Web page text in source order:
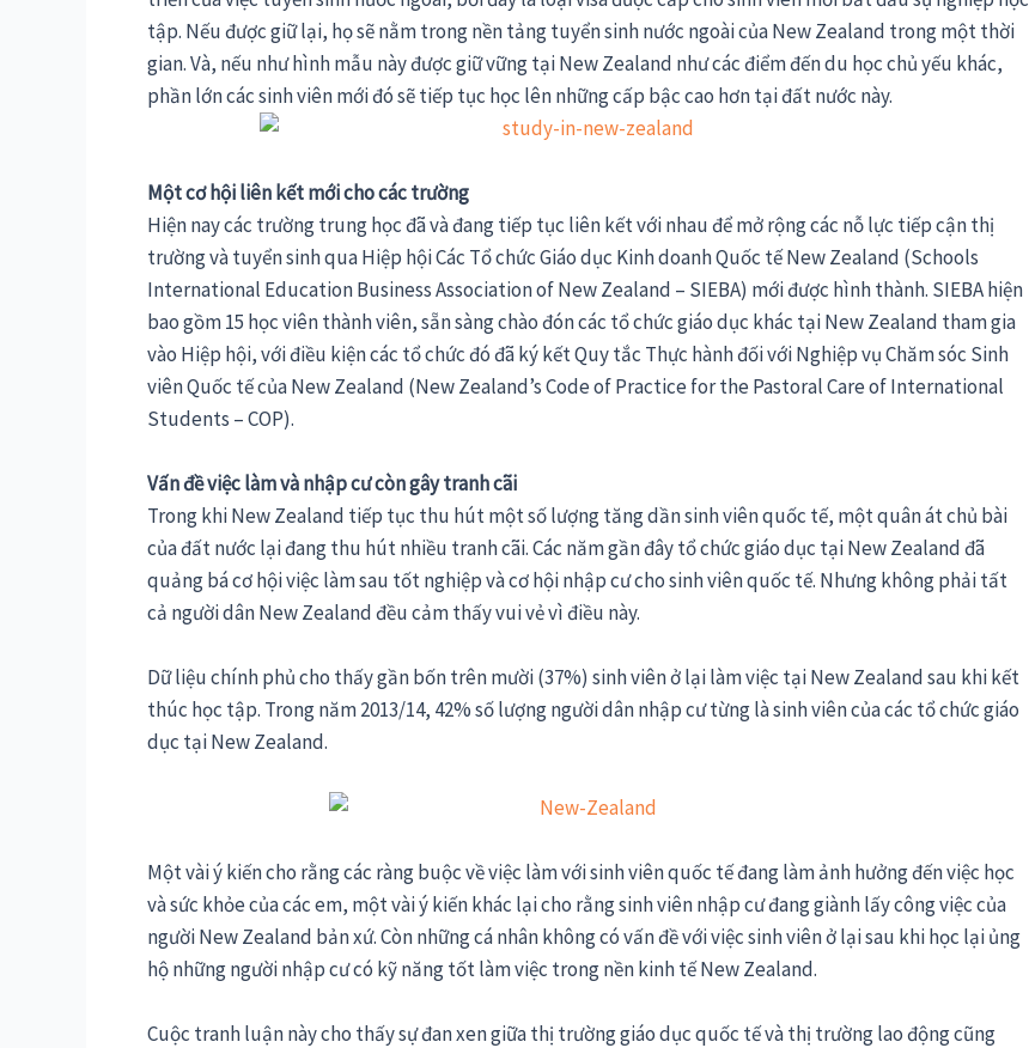
tập. Nếu được giữ lại, họ sẽ nằm trong nền tảng tuyển sinh nước ngoài của New Zealand trong một thời
gian. Và, nếu như hình mẫu này được giữ vững tại New Zealand như các điểm đến du học chủ yếu khác,
phần lớn các sinh viên mới đó sẽ tiếp tục học lên những cấp bậc cao hơn tại đất nước này.
Một cơ hội liên kết mới cho các trường
Hiện nay các trường trung học đã và đang tiếp tục liên kết với nhau để mở rộng các nỗ lực tiếp cận thị
trường và tuyển sinh qua Hiệp hội Các Tổ chức Giáo dục Kinh doanh Quốc tế New Zealand (Schools
International Education Business Association of New Zealand – SIEBA) mới được hình thành. SIEBA hiện
bao gồm 15 học viên thành viên, sẵn sàng chào đón các tổ chức giáo dục khác tại New Zealand tham gia
vào Hiệp hội, với điều kiện các tổ chức đó đã ký kết Quy tắc Thực hành đối với Nghiệp vụ Chăm sóc Sinh
viên Quốc tế của New Zealand (New Zealand’s Code of Practice for the Pastoral Care of International
Students – COP).
Vấn đề việc làm và nhập cư còn gây tranh cãi
Trong khi New Zealand tiếp tục thu hút một số lượng tăng dần sinh viên quốc tế, một quân át chủ bài
của đất nước lại đang thu hút nhiều tranh cãi. Các năm gần đây tổ chức giáo dục tại New Zealand đã
quảng bá cơ hội việc làm sau tốt nghiệp và cơ hội nhập cư cho sinh viên quốc tế. Nhưng không phải tất
cả người dân New Zealand đều cảm thấy vui vẻ vì điều này.
Dữ liệu chính phủ cho thấy gần bốn trên mười (37%) sinh viên ở lại làm việc tại New Zealand sau khi kết
thúc học tập. Trong năm 2013/14, 42% số lượng người dân nhập cư từng là sinh viên của các tổ chức giáo
dục tại New Zealand.
Một vài ý kiến cho rằng các ràng buộc về việc làm với sinh viên quốc tế đang làm ảnh hưởng đến việc học
và sức khỏe của các em, một vài ý kiến khác lại cho rằng sinh viên nhập cư đang giành lấy công việc của
người New Zealand bản xứ. Còn những cá nhân không có vấn đề với việc sinh viên ở lại sau khi học lại ủng
hộ những người nhập cư có kỹ năng tốt làm việc trong nền kinh tế New Zealand.
Cuộc tranh luận này cho thấy sự đan xen giữa thị trường giáo dục quốc tế và thị trường lao động cũng